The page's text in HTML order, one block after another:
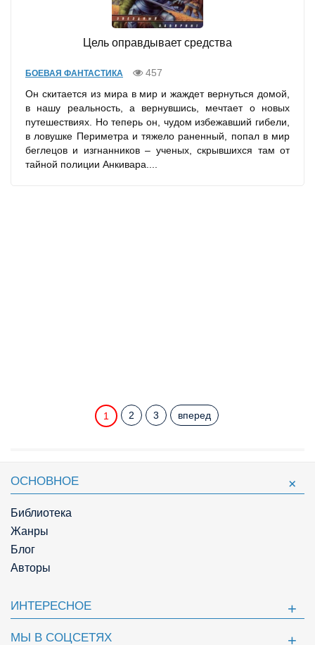
Цель оправдывает средства
БОЕВАЯ ФАНТАСТИКА
457
Он скитается из мира в мир и жаждет вернуться домой,
в нашу реальность, а вернувшись, мечтает о новых
путешествиях. Но теперь он, чудом избежавший гибели,
в ловушке Периметра и тяжело раненный, попал в мир
беглецов и изгнанников – ученых, скрывшихся там от
тайной полиции Анкивара....
1 2 3 вперед
ОСНОВНОЕ
Библиотека
Жанры
Блог
Авторы
ИНТЕРЕСНОЕ
МЫ В СОЦСЕТЯХ